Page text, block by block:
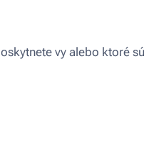
vy alebo ktoré